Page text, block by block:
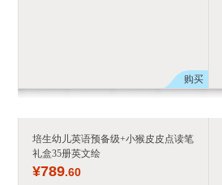
购买
培生幼儿英语预备级+小猴皮皮点读笔
礼盒35册英文绘
¥789.60